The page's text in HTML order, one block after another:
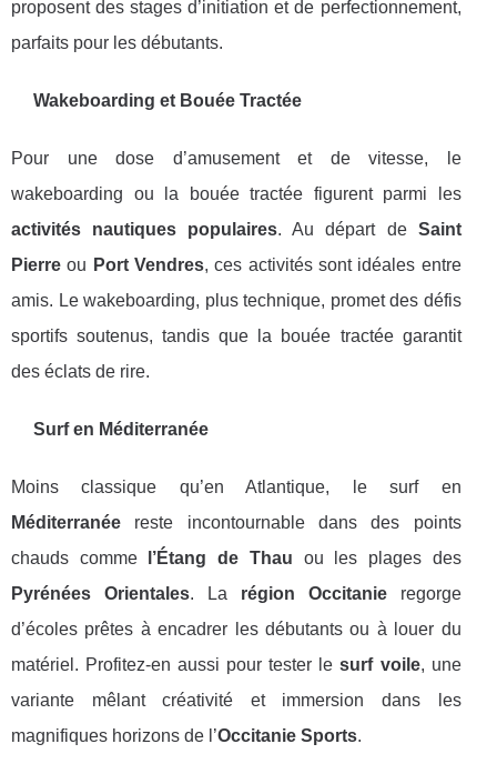
proposent des stages d’initiation et de perfectionnement,
parfaits pour les débutants.
Wakeboarding et Bouée Tractée
Pour une dose d’amusement et de vitesse, le
wakeboarding ou la bouée tractée figurent parmi les
activités nautiques populaires. Au départ de Saint
Pierre ou Port Vendres, ces activités sont idéales entre
amis. Le wakeboarding, plus technique, promet des défis
sportifs soutenus, tandis que la bouée tractée garantit
des éclats de rire.
Surf en Méditerranée
Moins classique qu’en Atlantique, le surf en
Méditerranée reste incontournable dans des points
chauds comme
l’Étang de Thau ou les plages des
Pyrénées Orientales. La région Occitanieregorge
d’écoles prêtes à encadrer les débutants ou à louer du
matériel. Profitez-en aussi pour tester lesurf voile, une
variante mêlant créativité et immersion dans les
magnifiques horizons de l’Occitanie Sports.